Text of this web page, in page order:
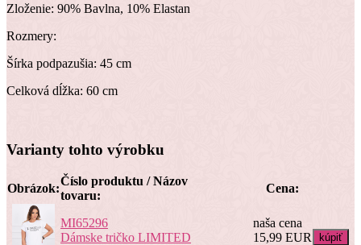
Zloženie: 90% Bavlna, 10% Elastan
Rozmery:
Šírka podpazušia: 45 cm
Celková dĺžka: 60 cm
Varianty tohto výrobku
Obrázok:
Číslo produktu / Názov
tovaru:
Cena:
MI65296
Dámske tričko LIMITED
naša cena
15,99 EUR